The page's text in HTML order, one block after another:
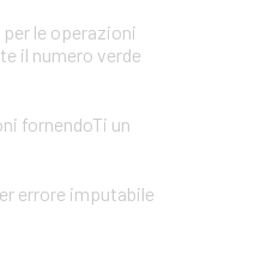
le operazioni
il numero verde
fornendoTi un
errore imputabile